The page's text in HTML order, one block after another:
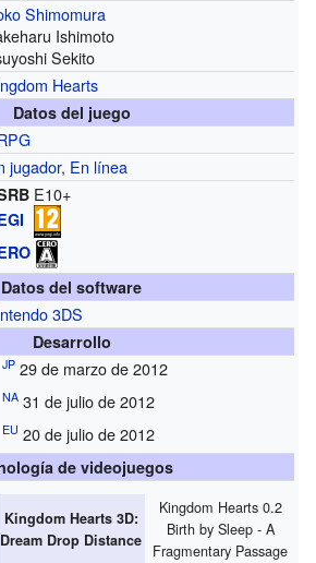
Shimomura
Ishimoto
Sekito
Hearts
Datos del juego
jugador, En línea
E10+
Datos del software
3DS
Desarrollo
JP29 de marzo de 2012
NA31 de julio de 2012
EU 20 de julio de 2012
de videojuegos
Kingdom Hearts 3D:
Dream Drop Distance
Kingdom Hearts 0.2
Birth by Sleep - A
Fragmentary Passage